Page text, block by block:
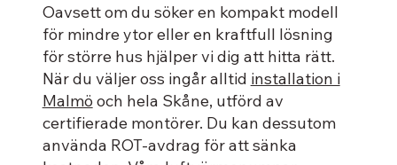
Oavsett om du söker en kompakt modell
för mindre ytor eller en kraftfull lösning
för större hus hjälper vi dig att hitta rätt.
När du väljer oss ingår alltid installation i
Malmö och hela Skåne, utförd av
certifierade montörer. Du kan dessutom
använda ROT-avdrag för att sänka